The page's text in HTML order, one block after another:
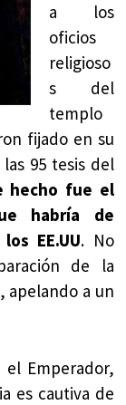
a los
oficios
religioso
s del
templo
fijado en su
95 tesis del
hecho fue el
habría de
EE.UU. No
de la
apelando a un
el Emperador,
es cautiva de